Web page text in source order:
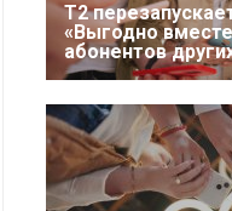
Т2
«Выгодно
абонентов